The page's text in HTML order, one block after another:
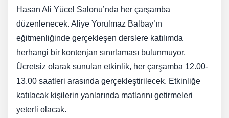
Hasan Ali Yücel Salonu’nda her çarşamba
düzenlenecek. Aliye Yorulmaz Balbay’ın
eğitmenliğinde gerçekleşen derslere katılımda
herhangi bir kontenjan sınırlaması bulunmuyor.
Ücretsiz olarak sunulan etkinlik, her çarşamba 12.00-
13.00 saatleri arasında gerçekleştirilecek. Etkinliğe
katılacak kişilerin yanlarında matlarını getirmeleri
yeterli olacak.